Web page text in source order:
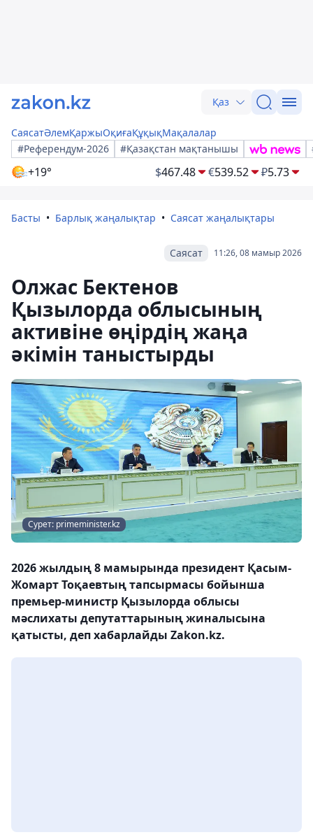
Қаз
СаясатӘлемҚаржыОқиғаҚұқықМақалалар
#Референдум-2026
#Қазақстан мақтанышы
+19° $467.48 €539.52 ₽5.73
Басты Барлық жаңалықтар Саясат жаңалықтары
11:26, 08 мамыр 2026
Саясат
Олжас Бектенов
Қызылорда облысының
активіне өңірдің жаңа
әкімін таныстырды
Сурет: primeminister.kz
2026 жылдың 8 мамырында президент Қасым-
Жомарт Тоқаевтың тапсырмасы бойынша
премьер-министр Қызылорда облысы
мәслихаты депутаттарының жиналысына
қатысты, деп хабарлайды Zakon.kz.